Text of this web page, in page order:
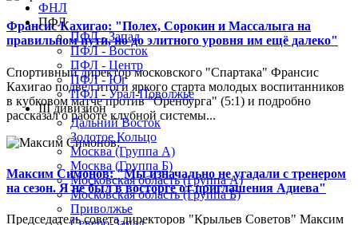
Франсис Кахигао: "Полех, Сорокин и Массалыга на
правильном пути, но до элитного уровня им ещё далеко"
Спортивный директор московского "Спартака" Франсис
Кахигао подвел итоги яркого старта молодых воспитанников
в кубковом матче против "Оренбурга" (5:1) и подробно
рассказал о работе клубной системы...
Максим Симонов: "Мы изначально не угадали с тренером
на сезон. Я не был в восторге от приглашения Адиева"
Председатель совета директоров "Крыльев Советов" Максим
ФНЛ
ПФЛ
ПФЛ - Запад
ПФЛ - Восток
ПФЛ - Центр
ПФЛ - Юг
ПФЛ - Урал-Поволжье
III дивизион
Дальний Восток
Золотое Кольцо
Москва (Группа А)
Москва (Группа Б)
Московская область (Группа А)
Московская область (Группа Б)
Приволжье